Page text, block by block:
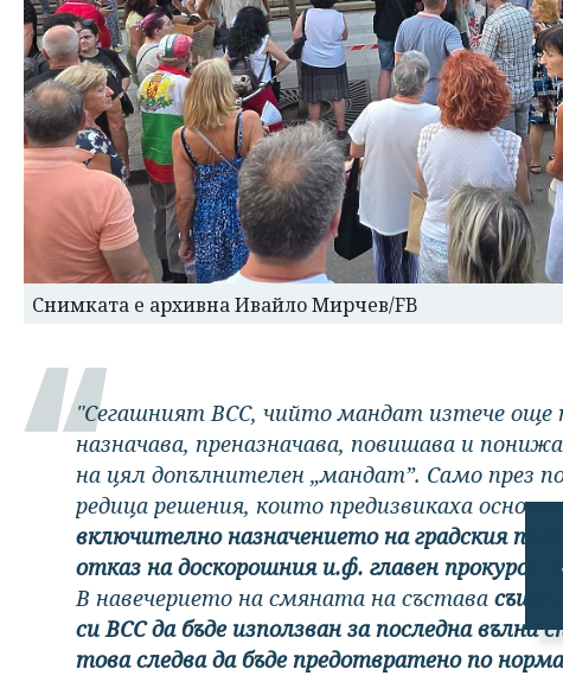
Снимката е архивна Ивайло Мирчев/FB
"Сегашният ВСС, чийто мандат изтече още
назначава, преназначава, повишава и
на цял допълнителен „мандат”. Само през
редица решения, които предизвикаха
включително назначението на градския
отказ на доскорошния и.ф. главен прокурор
В навечерието на смяната на състава
си ВСС да бъде използван за последна вълна
това следва да бъде предотвратено по